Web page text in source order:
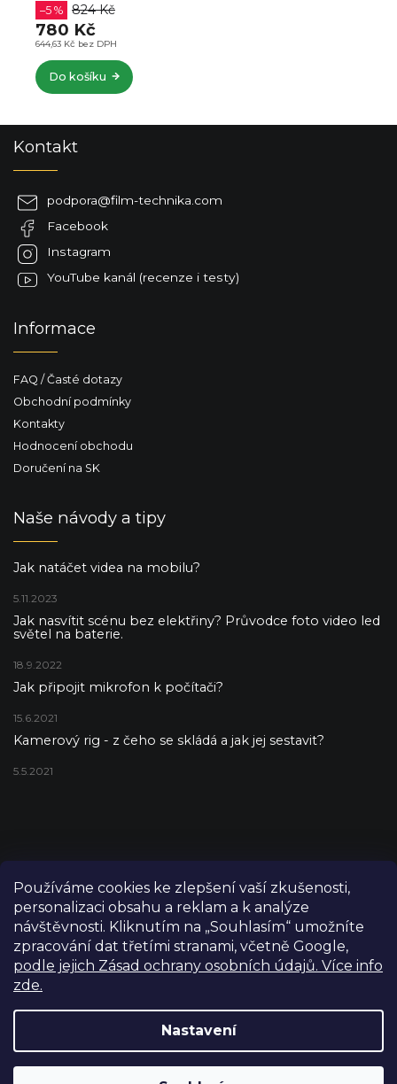
Používáme cookies ke zlepšení vaší zkušenosti,
personalizaci obsahu a reklam a k analýze
návštěvnosti. Kliknutím na „Souhlasím“ umožníte
zpracování dat třetími stranami, včetně Google,
podle jejich Zásad ochrany osobních údajů. Více info
zde.
Nastavení
644,63 Kč bez DPH
–5 % 824 Kč
780 Kč
Do košíku
Kontakt
podpora@film-technika.com
Facebook
Instagram
YouTube kanál (recenze i testy)
Informace
FAQ / Časté dotazy
Obchodní podmínky
Kontakty
Hodnocení obchodu
Doručení na SK
Naše návody a tipy
Jak natáčet videa na mobilu?
5.11.2023
Jak nasvítit scénu bez elektřiny? Průvodce foto video led
světel na baterie.
18.9.2022
Jak připojit mikrofon k počítači?
15.6.2021
Kamerový rig - z čeho se skládá a jak jej sestavit?
5.5.2021
Copyright 2026FILM-TECHNIKA. Všechna práva vyhrazena.